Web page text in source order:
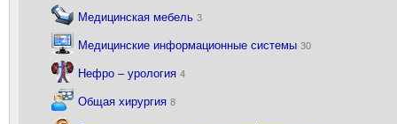
Медицинская мебель 3
Медицинские информационные системы 30
Нефро – урология 4
Общая хирургия 8